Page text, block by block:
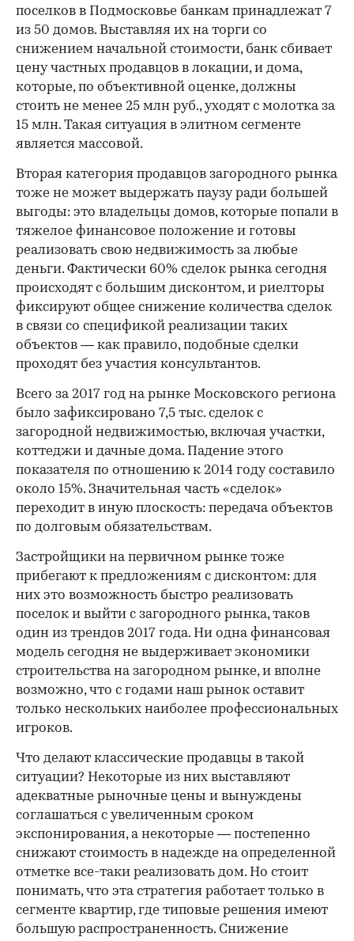
поселков в Подмосковье банкам принадлежат 7
из 50 домов. Выставляя их на торги со
снижением начальной стоимости, банк сбивает
цену частных продавцов в локации, и дома,
которые, по объективной оценке, должны
стоить не менее 25 млн руб., уходят с молотка за
15 млн. Такая ситуация в элитном сегменте
является массовой.
Вторая категория продавцов загородного рынка
тоже не может выдержать паузу ради большей
выгоды: это владельцы домов, которые попали в
тяжелое финансовое положение и готовы
реализовать свою недвижимость за любые
деньги. Фактически 60% сделок рынка сегодня
происходят с большим дисконтом, и риелторы
фиксируют общее снижение количества сделок
в связи со спецификой реализации таких
объектов — как правило, подобные сделки
проходят без участия консультантов.
Всего за 2017 год на рынке Московского региона
было зафиксировано 7,5 тыс. сделок с
загородной недвижимостью, включая участки,
коттеджи и дачные дома. Падение этого
показателя по отношению к 2014 году составило
около 15%. Значительная часть «сделок»
переходит в иную плоскость: передача объектов
по долговым обязательствам.
Застройщики на первичном рынке тоже
прибегают к предложениям с дисконтом: для
них это возможность быстро реализовать
поселок и выйти с загородного рынка, таков
один из трендов 2017 года. Ни одна финансовая
модель сегодня не выдерживает экономики
строительства на загородном рынке, и вполне
возможно, что с годами наш рынок оставит
только нескольких наиболее профессиональных
игроков.
Что делают классические продавцы в такой
ситуации? Некоторые из них выставляют
адекватные рыночные цены и вынуждены
соглашаться с увеличенным сроком
экспонирования, а некоторые — постепенно
снижают стоимость в надежде на определенной
отметке все-таки реализовать дом. Но стоит
понимать, что эта стратегия работает только в
сегменте квартир, где типовые решения имеют
большую распространенность. Снижение